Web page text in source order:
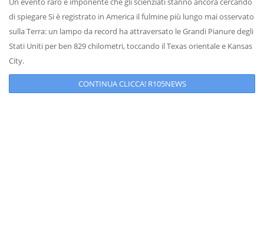
di spiegare Si è registrato in America il fulmine più lungo mai osservato
sulla Terra: un lampo da record ha attraversato le Grandi Pianure degli
Stati Uniti per ben 829 chilometri, toccando il Texas orientale e Kansas
City.
CONTINUA CLICCA! R105NEWS